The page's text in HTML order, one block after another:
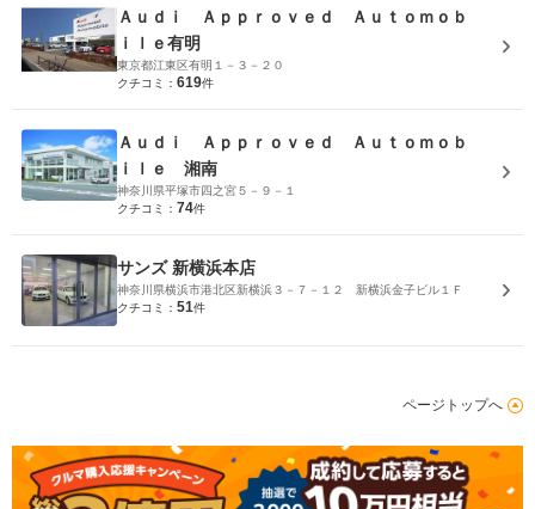
Ａｕｄｉ Ａｐｐｒｏｖｅｄ Ａｕｔｏｍｏｂ
ｉｌｅ有明
東京都江東区有明１－３－２０
クチコミ： 619件
Ａｕｄｉ Ａｐｐｒｏｖｅｄ Ａｕｔｏｍｏｂ
ｉｌｅ 湘南
神奈川県平塚市四之宮５－９－１
クチコミ： 74件
サンズ 新横浜本店
神奈川県横浜市港北区新横浜３－７－１２ 新横浜金子ビル１Ｆ
クチコミ： 51件
ページトップへ